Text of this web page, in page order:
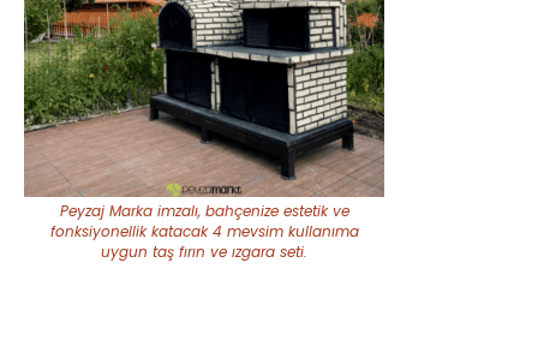
Peyzaj Marka imzalı, bahçenize estetik ve
fonksiyonellik katacak 4 mevsim kullanıma
uygun taş fırın ve ızgara seti.